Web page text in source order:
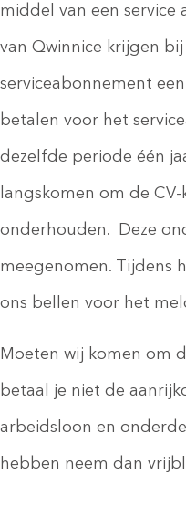
middel van een service
van Qwinnice krijgen
serviceabonnement
betalen voor het
dezelfde periode één
langskomen om de
onderhouden. Deze
meegenomen. Tijdens
ons bellen voor het
Moeten wij komen om
betaal je niet de
arbeidsloon en
hebben neem dan